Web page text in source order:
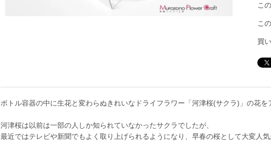
こ
こ
買
ボトル容器の中に生花と変わらぬきれいなドライフラワー「河津桜(サクラ)」の花を
河津桜は以前は一部の人しか知られていなかったサクラでしたが、
最近ではテレビや新聞でもよく取り上げられるようになり、早春の桜として大変人気